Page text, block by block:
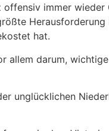
immer
hat.
allem darum,
unglücklichen